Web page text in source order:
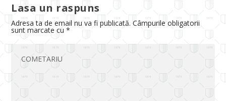
Lasa un raspuns
Adresa ta de email nu va fi publicată. Câmpurile obligatorii
sunt marcate cu*